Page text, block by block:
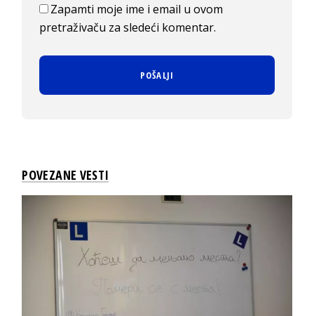
Zapamti moje ime i email u ovom
pretraživaču za sledeći komentar.
POVEZANE VESTI